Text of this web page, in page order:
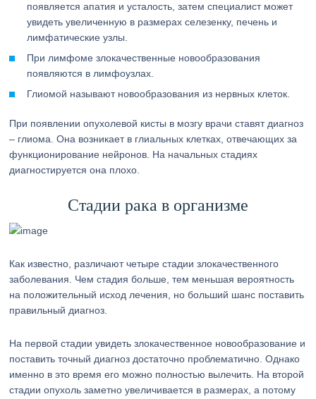
появляется апатия и усталость, затем специалист может
увидеть увеличенную в размерах селезенку, печень и
лимфатические узлы.
При лимфоме злокачественные новообразования
появляются в лимфоузлах.
Глиомой называют новообразования из нервных клеток.
При появлении опухолевой кисты в мозгу врачи ставят диагноз
– глиома. Она возникает в глиальных клетках, отвечающих за
функционирование нейронов. На начальных стадиях
диагностируется она плохо.
Стадии рака в организме
Как известно, различают четыре стадии злокачественного
заболевания. Чем стадия больше, тем меньшая вероятность
на положительный исход лечения, но больший шанс поставить
правильный диагноз.
На первой стадии увидеть злокачественное новообразование и
поставить точный диагноз достаточно проблематично. Однако
именно в это время его можно полностью вылечить. На второй
стадии опухоль заметно увеличивается в размерах, а потому